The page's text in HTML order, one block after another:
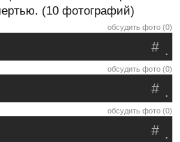
(10 фотографий)
обсудить фото (0)
.
#
обсудить фото (0)
.
#
обсудить фото (0)
.
#